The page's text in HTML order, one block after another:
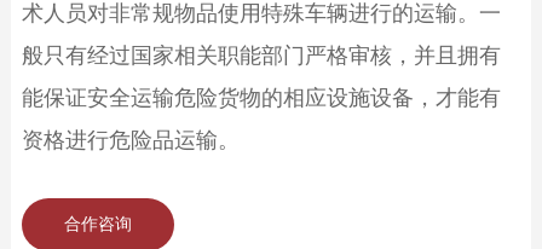
术人员对非常规物品使用特殊车辆进行的运输。一
般只有经过国家相关职能部门严格审核，并且拥有
能保证安全运输危险货物的相应设施设备，才能有
资格进行危险品运输。
合作咨询